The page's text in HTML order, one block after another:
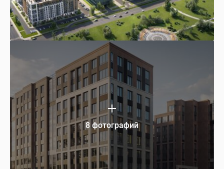
8 фотографий